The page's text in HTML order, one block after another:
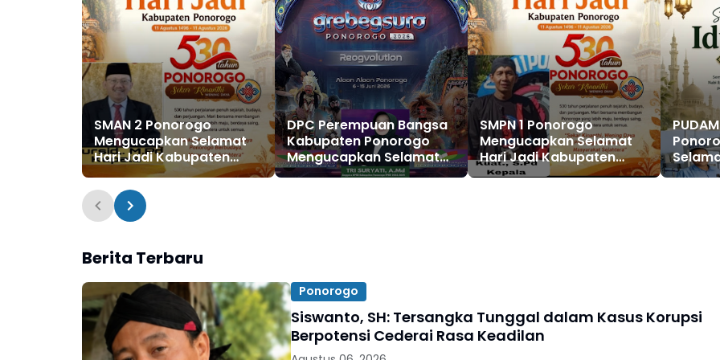
SMAN 2 Ponorogo
Mengucapkan Selamat
Hari Jadi Kabupaten
Ponorogo ke 530, 11
Agustus 1496 - 11 Agustus
2026
DPC Perempuan Bangsa
Kabupaten Ponorogo
Mengucapkan Selamat
dan Sukses Grebeg Suro,
SMPN 1 Ponorogo
Mengucapkan Selamat
Hari Jadi Kabupaten
Ponorogo ke 530, 11
Adha
Berita Terbaru
Ponorogo
Siswanto, SH: Tersangka Tunggal dalam Kasus Korupsi
Berpotensi Cederai Rasa Keadilan